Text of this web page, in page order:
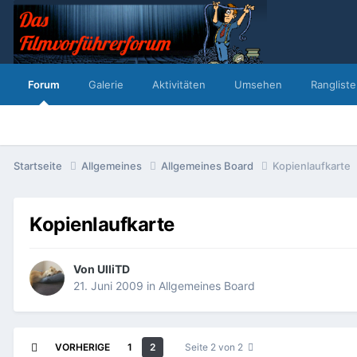
Forum Galerie Aktivitäten Umsehen Rangliste
Startseite Allgemeines Allgemeines Board Kopienlaufkarte
Kopienlaufkarte
Von UlliTD
21. Juni 2009 in Allgemeines Board
VORHERIGE 1 2 Seite 2 von 2